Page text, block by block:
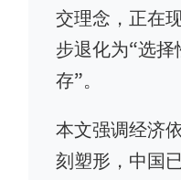
交理念，正在
步退化为“选择
存”。
本文强调经济
刻塑形，中国